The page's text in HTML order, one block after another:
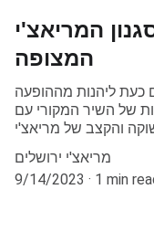
המריאצ'י
המצופה
כעת ליהנות מההופעה
של השיר המקורי עם
מריאצ'י ירושלים
9/14/2023
1 min